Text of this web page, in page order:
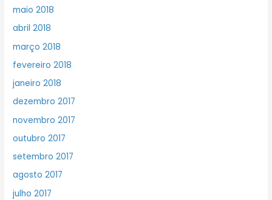
maio 2018
abril 2018
março 2018
fevereiro 2018
janeiro 2018
dezembro 2017
novembro 2017
outubro 2017
setembro 2017
agosto 2017
julho 2017